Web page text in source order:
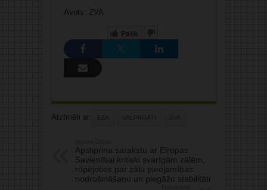
Avots: ZVA
Patīk
Atzīmēti ar: EZA VALPROĀTI ZVA
Apstiprina sarakstu ar Eiropas
Savienībai kritiski svarīgām zālēm,
rūpējoties par zāļu pieejamības
nodrošināšanu un piegāžu stabilitāti